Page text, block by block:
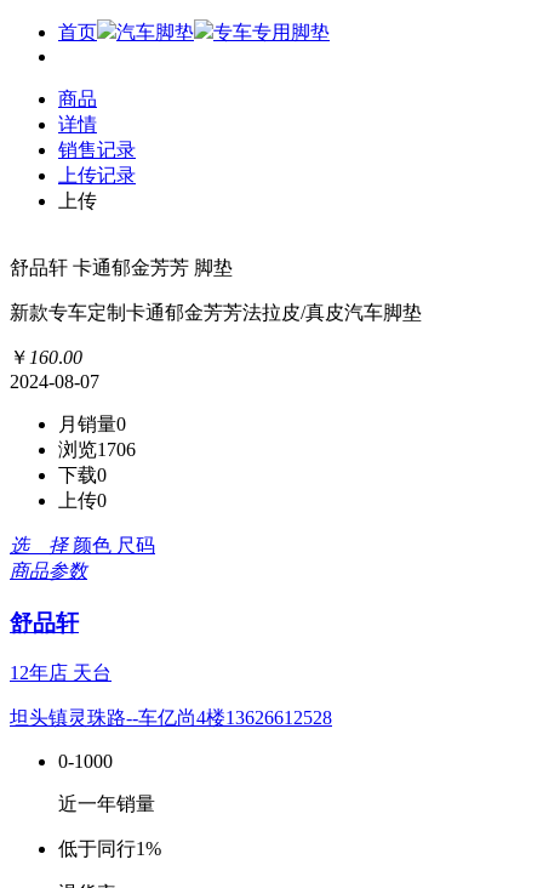
首页 汽车脚垫 专车专用脚垫
商品
详情
销售记录
上传记录
上传
舒品轩 卡通郁金芳芳 脚垫
新款专车定制卡通郁金芳芳法拉皮/真皮汽车脚垫
￥ 160.00
2024-08-07
月销量0
浏览1706
下载0
上传0
选 择 颜色 尺码
商品参数
舒品轩
12年店 天台
坦头镇灵珠路--车亿尚4楼13626612528
0-1000
近一年销量
低于同行1%